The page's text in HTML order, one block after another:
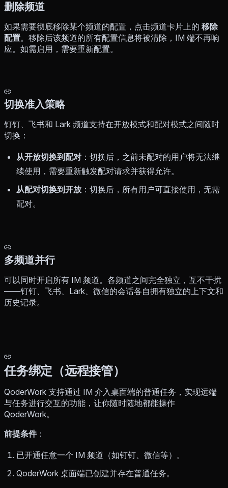
删除频道
如果需要彻底移除某个频道的配置，点击频道卡片上的 移除
配置。移除后该频道的所有配置信息将被清除，IM 端不再响
应。如需启用，需要重新配置。
切换准入策略
钉钉、飞书和 Lark 频道支持在开放模式和配对模式之间随时
切换：
从开放切换到配对 ：切换后，之前未配对的用户将无法继
续使用，需要重新触发配对请求并获得允许。
从配对切换到开放 ：切换后，所有用户可直接使用，无需
配对。
多频道并行
可以同时开启所有 IM 频道。各频道之间完全独立，互不干扰
——钉钉、飞书、Lark、微信的会话各自拥有独立的上下文和
历史记录。
任务绑定（远程接管）
QoderWork 支持通过 IM 介入桌面端的普通任务，实现远端
与任务进行交互的功能，让你随时随地都能操作
QoderWork。
前提条件：
已开通任意一个 IM 频道（如钉钉、微信等）。
QoderWork 桌面端已创建并存在普通任务。